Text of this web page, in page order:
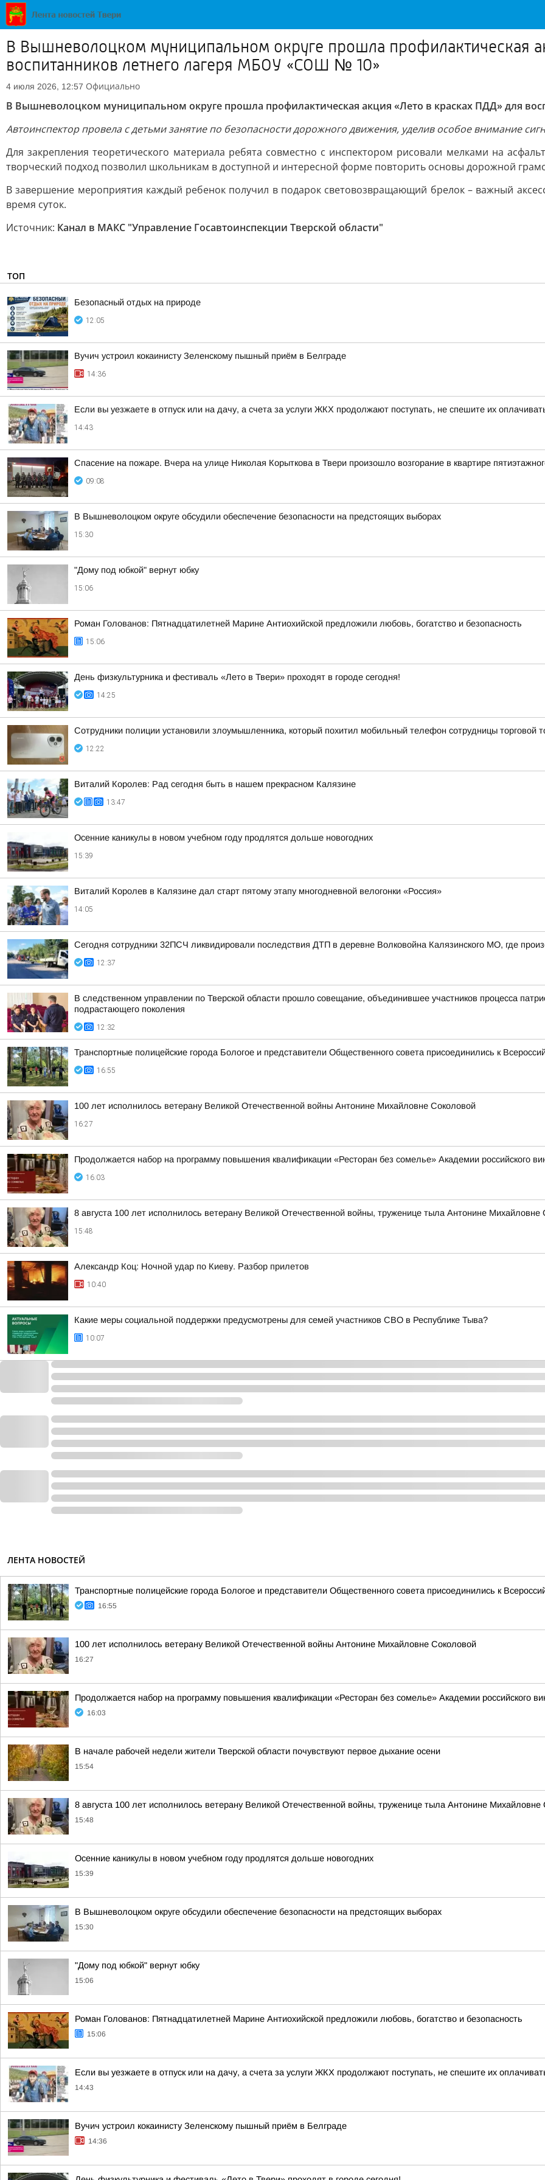
В Вышневолоцком муниципальном округе прошла профилактическая
воспитанников летнего лагеря МБОУ «СОШ № 10»
4 июля 2026, 12:57 Официально
В Вышневолоцком муниципальном округе прошла профилактическая акция «Лето в красках ПДД» для
Автоинспектор провела с детьми занятие по безопасности дорожного движения, уделив особое внимание
Для закрепления теоретического материала ребята совместно с инспектором рисовали мелками на
творческий подход позволил школьникам в доступной и интересной форме повторить основы дорожной
В завершение мероприятия каждый ребенок получил в подарок световозвращающий брелок – важный
время суток.
Источник: Канал в МАКС "Управление Госавтоинспекции Тверской области"
ТОП
Безопасный отдых на природе
12:05
Вучич устроил кокаинисту Зеленскому пышный приём в Белграде
14:36
Если вы уезжаете в отпуск или на дачу, а счета за услуги ЖКХ продолжают поступать, не спешите их
14:43
Спасение на пожаре. Вчера на улице Николая Корыткова в Твери произошло возгорание в квартире
09:08
В Вышневолоцком округе обсудили обеспечение безопасности на предстоящих выборах
15:30
"Дому под юбкой" вернут юбку
15:06
Роман Голованов: Пятнадцатилетней Марине Антиохийской предложили любовь, богатство и безопасность
15:06
День физкультурника и фестиваль «Лето в Твери» проходят в городе сегодня!
14:25
Сотрудники полиции установили злоумышленника, который похитил мобильный телефон сотрудницы торговой
12:22
Виталий Королев: Рад сегодня быть в нашем прекрасном Калязине
13:47
Осенние каникулы в новом учебном году продлятся дольше новогодних
15:39
Виталий Королев в Калязине дал старт пятому этапу многодневной велогонки «Россия»
14:05
Сегодня сотрудники 32ПСЧ ликвидировали последствия ДТП в деревне Волковойна Калязинского МО, где
12:37
В следственном управлении по Тверской области прошло совещание, объединившее участников процесса
подрастающего поколения
12:32
Транспортные полицейские города Бологое и представители Общественного совета присоединились к
16:55
100 лет исполнилось ветерану Великой Отечественной войны Антонине Михайловне Соколовой
16:27
Продолжается набор на программу повышения квалификации «Ресторан без сомелье» Академии российского
16:03
8 августа 100 лет исполнилось ветерану Великой Отечественной войны, труженице тыла Антонине Михайловне
15:48
Александр Коц: Ночной удар по Киеву. Разбор прилетов
10:40
Какие меры социальной поддержки предусмотрены для семей участников СВО в Республике Тыва?
10:07
ЛЕНТА НОВОСТЕЙ
Транспортные полицейские города Бологое и представители Общественного совета присоединились к
16:55
100 лет исполнилось ветерану Великой Отечественной войны Антонине Михайловне Соколовой
16:27
Продолжается набор на программу повышения квалификации «Ресторан без сомелье» Академии российского
16:03
В начале рабочей недели жители Тверской области почувствуют первое дыхание осени
15:54
8 августа 100 лет исполнилось ветерану Великой Отечественной войны, труженице тыла Антонине Михайловне
15:48
Осенние каникулы в новом учебном году продлятся дольше новогодних
15:39
В Вышневолоцком округе обсудили обеспечение безопасности на предстоящих выборах
15:30
"Дому под юбкой" вернут юбку
15:06
Роман Голованов: Пятнадцатилетней Марине Антиохийской предложили любовь, богатство и безопасность
15:06
Если вы уезжаете в отпуск или на дачу, а счета за услуги ЖКХ продолжают поступать, не спешите их
14:43
Вучич устроил кокаинисту Зеленскому пышный приём в Белграде
14:36